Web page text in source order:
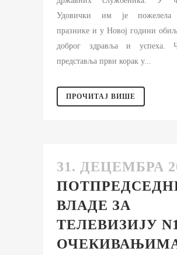
Удовички им је пожелела
празнике и у Новој години
доброг здравља и успеха.
представља први корак у...
ПРОЧИТАЈ ВИШЕ
31. ДЕЦЕМБРА
ВЛАДЕ ЗА
ТЕЛЕВИЗИЈУ